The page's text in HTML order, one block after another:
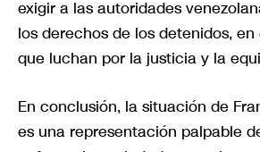
exigir a las autoridades
los derechos de los detenidos,
que luchan por la justicia y la
En conclusión, la situación de
es una representación palpable